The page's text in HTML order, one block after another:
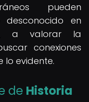
pueden
en
a valorar la
conexiones
lo evidente.
de Historia